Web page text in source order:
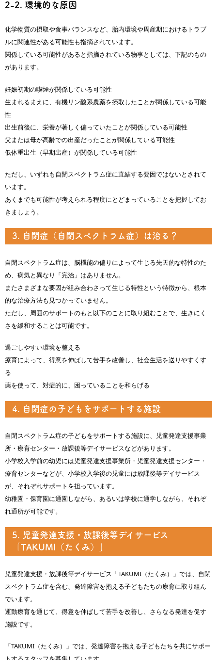
2-2. 環境的な原因
化学物質の摂取や食事バランスなど、胎内環境や周産期におけるトラブ
ルに関連性がある可能性も指摘されています。
関係している可能性があると指摘されている物事としては、下記のもの
があります。
妊娠初期の喫煙が関係している可能性
生まれるまえに、有機リン酸系農薬を摂取したことが関係している可能
性
出生前後に、栄養が著しく偏っていたことが関係している可能性
父または母が高齢での出産だったことが関係している可能性
低体重出生（早期出産）が関係している可能性
ただし、いずれも自閉スペクトラム症に直結する要因ではないとされて
います。
あくまでも可能性が考えられる程度にとどまっていることを把握してお
きましょう。
3. 自閉症（自閉スペクトラム症）は治る？
自閉スペクトラム症は、脳機能の偏りによって生じる先天的な特性のた
め、病気と異なり「完治」はありません。
またさまざまな要因が組み合わさって生じる特性という特徴から、根本
的な治療方法も見つかっていません。
ただし、周囲のサポートのもと以下のことに取り組むことで、生きにく
さを緩和することは可能です。
過ごしやすい環境を整える
療育によって、得意を伸ばして苦手を改善し、社会生活を送りやすくす
る
薬を使って、対症的に、困っていることを和らげる
4. 自閉症の子どもをサポートする施設
自閉スペクトラム症の子どもをサポートする施設に、児童発達支援事業
所・療育センター・放課後等デイサービスなどがあります。
小学校入学前の幼児には児童発達支援事業所・児童発達支援センター・
療育センターなどが、小学校入学後の児童には放課後等デイサービス
が、それぞれサポートを担っています。
幼稚園・保育園に通園しながら、あるいは学校に通学しながら、それぞ
れ通所が可能です。
5. 児童発達支援・放課後等デイサービス
「TAKUMI（たくみ）」
児童発達支援・放課後等デイサービス「TAKUMI（たくみ）」では、自閉
スペクトラム症を含む、発達障害を抱える子どもたちの療育に取り組ん
でいます。
運動療育を通じて、得意を伸ばして苦手を改善し、さらなる発達を促す
施設です。
「TAKUMI（たくみ）」では、発達障害を抱える子どもたちを共にサポー